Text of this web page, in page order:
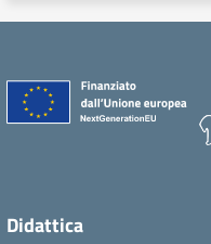
Didattica